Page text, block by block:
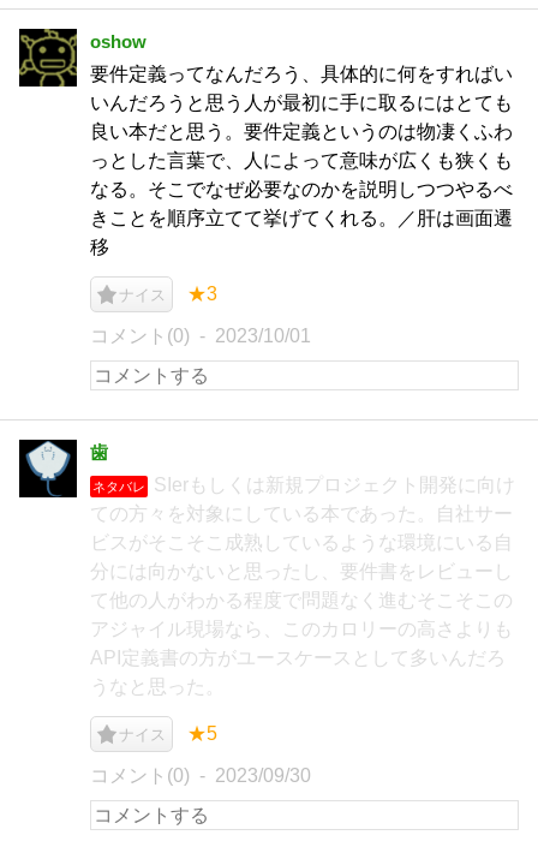
oshow
要件定義ってなんだろう、具体的に何をすればい
いんだろうと思う人が最初に手に取るにはとても
良い本だと思う。要件定義というのは物凄くふわ
っとした言葉で、人によって意味が広くも狭くも
なる。そこでなぜ必要なのかを説明しつつやるべ
きことを順序立てて挙げてくれる。／肝は画面遷
移
ナイス ★3
コメント(0) 2023/10/01
歯
ネタバレ
SIerもしくは新規プロジェクト開発に向け
ての方々を対象にしている本であった。自社サー
ビスがそこそこ成熟しているような環境にいる自
分には向かないと思ったし、要件書をレビューし
て他の人がわかる程度で問題なく進むそこそこの
アジャイル現場なら、このカロリーの高さよりも
API定義書の方がユースケースとして多いんだろ
うなと思った。
ナイス ★5
コメント(0) 2023/09/30